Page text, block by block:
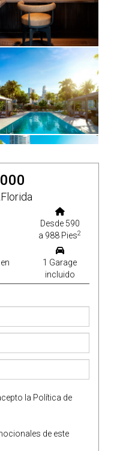
Desde 590
a 988 Pies2
1 Garage
incluido
la Política de
de este